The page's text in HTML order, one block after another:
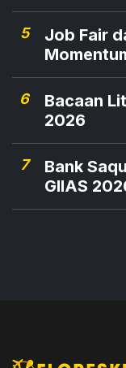
5
Job Fair
6
Bacaan
2026
7
Bank
GIIAS